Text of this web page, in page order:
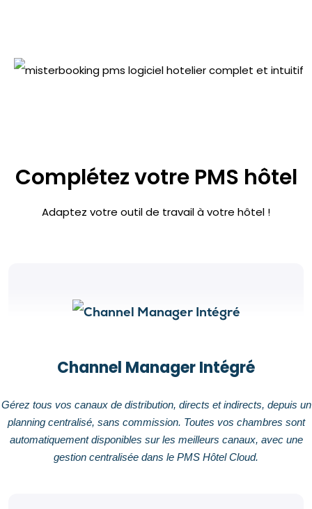
Complétez votre PMS hôtel
Adaptez votre outil de travail à votre hôtel !
Channel Manager Intégré
Gérez tous vos canaux de distribution, directs et indirects, depuis un
planning centralisé, sans commission. Toutes vos chambres sont
automatiquement disponibles sur les meilleurs canaux, avec une
gestion centralisée dans le PMS Hôtel Cloud.